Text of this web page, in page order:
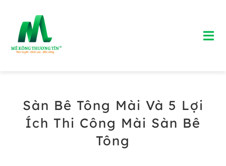
content
Giới Thiệu
Sàn Bê Tông Mài Và 5 Lợi
Ích Thi Công Mài Sàn Bê
Tông